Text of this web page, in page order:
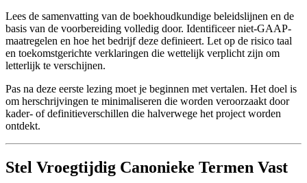
Lees de samenvatting van de boekhoudkundige beleidslijnen en de
basis van de voorbereiding volledig door. Identificeer niet-GAAP-
maatregelen en hoe het bedrijf deze definieert. Let op de risico taal
en toekomstgerichte verklaringen die wettelijk verplicht zijn om
letterlijk te verschijnen.
Pas na deze eerste lezing moet je beginnen met vertalen. Het doel is
om herschrijvingen te minimaliseren die worden veroorzaakt door
kader- of definitieverschillen die halverwege het project worden
ontdekt.
Stel Vroegtijdig Canonieke Termen Vast